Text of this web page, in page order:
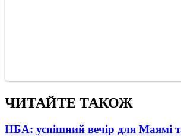
ЧИТАЙТЕ ТАКОЖ
НБА: успішний вечір для Маямі